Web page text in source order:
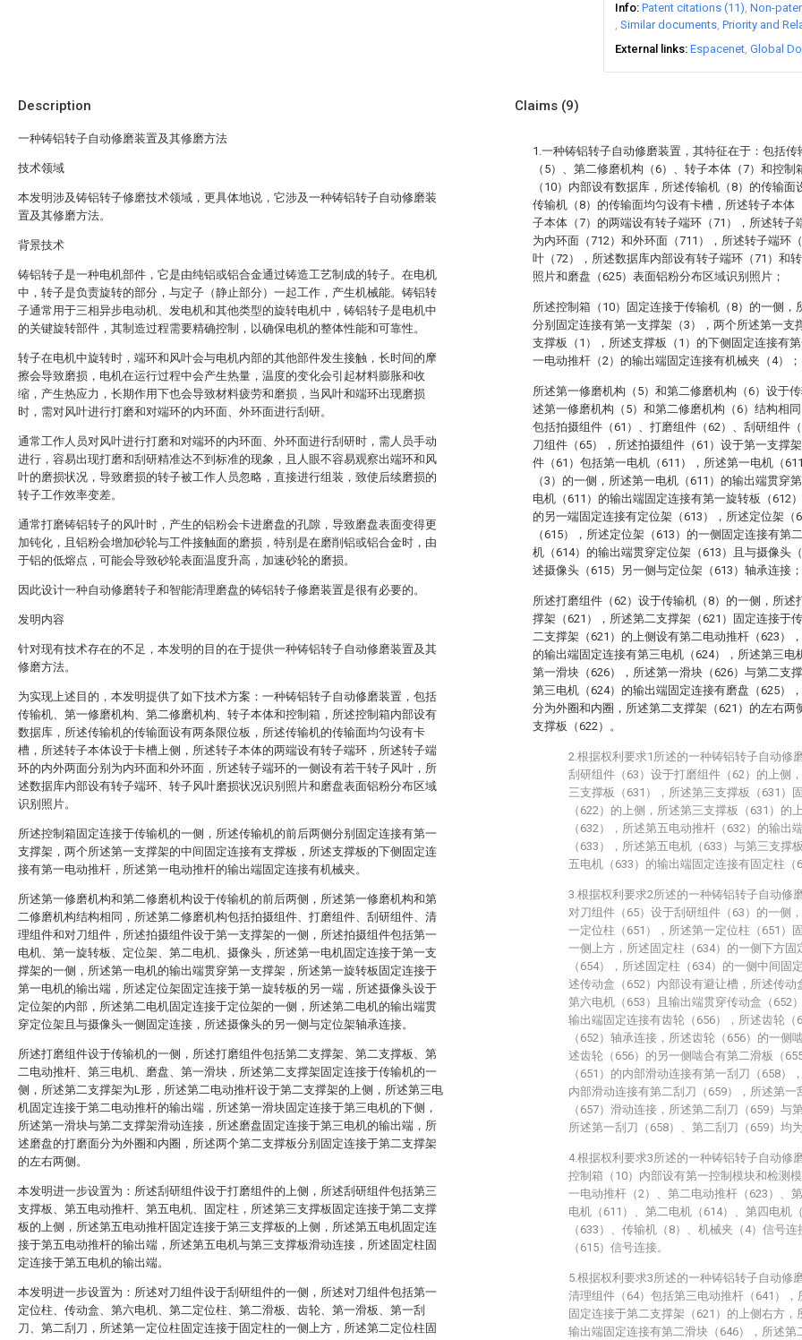
Info Patent citations (11) Non-
Similar documents Priority and
External links Espacenet Global
Description
一种铸铝转子自动修磨装置及其修磨方法
技术领域
本发明涉及铸铝转子修磨技术领域，更具体地说，它涉及一种铸铝转子自动修磨装
置及其修磨方法。
背景技术
铸铝转子是一种电机部件，它是由纯铝或铝合金通过铸造工艺制成的转子。在电机
中，转子是负责旋转的部分，与定子（静止部分）一起工作，产生机械能。铸铝转
子通常用于三相异步电动机、发电机和其他类型的旋转电机中，铸铝转子是电机中
的关键旋转部件，其制造过程需要精确控制，以确保电机的整体性能和可靠性。
转子在电机中旋转时，端环和风叶会与电机内部的其他部件发生接触，长时间的摩
擦会导致磨损，电机在运行过程中会产生热量，温度的变化会引起材料膨胀和收
缩，产生热应力，长期作用下也会导致材料疲劳和磨损，当风叶和端环出现磨损
时，需对风叶进行打磨和对端环的内环面、外环面进行刮研。
通常工作人员对风叶进行打磨和对端环的内环面、外环面进行刮研时，需人员手动
进行，容易出现打磨和刮研精准达不到标准的现象，且人眼不容易观察出端环和风
叶的磨损状况，导致磨损的转子被工作人员忽略，直接进行组装，致使后续磨损的
转子工作效率变差。
通常打磨铸铝转子的风叶时，产生的铝粉会卡进磨盘的孔隙，导致磨盘表面变得更
加钝化，且铝粉会增加砂轮与工件接触面的磨损，特别是在磨削铝或铝合金时，由
于铝的低熔点，可能会导致砂轮表面温度升高，加速砂轮的磨损。
因此设计一种自动修磨转子和智能清理磨盘的铸铝转子修磨装置是很有必要的。
发明内容
针对现有技术存在的不足，本发明的目的在于提供一种铸铝转子自动修磨装置及其
修磨方法。
为实现上述目的，本发明提供了如下技术方案：一种铸铝转子自动修磨装置，包括
传输机、第一修磨机构、第二修磨机构、转子本体和控制箱，所述控制箱内部设有
数据库，所述传输机的传输面设有两条限位板，所述传输机的传输面均匀设有卡
槽，所述转子本体设于卡槽上侧，所述转子本体的两端设有转子端环，所述转子端
环的内外两面分别为内环面和外环面，所述转子端环的一侧设有若干转子风叶，所
述数据库内部设有转子端环、转子风叶磨损状况识别照片和磨盘表面铝粉分布区域
识别照片。
所述控制箱固定连接于传输机的一侧，所述传输机的前后两侧分别固定连接有第一
支撑架，两个所述第一支撑架的中间固定连接有支撑板，所述支撑板的下侧固定连
接有第一电动推杆，所述第一电动推杆的输出端固定连接有机械夹。
所述第一修磨机构和第二修磨机构设于传输机的前后两侧，所述第一修磨机构和第
二修磨机构结构相同，所述第二修磨机构包括拍摄组件、打磨组件、刮研组件、清
理组件和对刀组件，所述拍摄组件设于第一支撑架的一侧，所述拍摄组件包括第一
电机、第一旋转板、定位架、第二电机、摄像头，所述第一电机固定连接于第一支
撑架的一侧，所述第一电机的输出端贯穿第一支撑架，所述第一旋转板固定连接于
第一电机的输出端，所述定位架固定连接于第一旋转板的另一端，所述摄像头设于
定位架的内部，所述第二电机固定连接于定位架的一侧，所述第二电机的输出端贯
穿定位架且与摄像头一侧固定连接，所述摄像头的另一侧与定位架轴承连接。
所述打磨组件设于传输机的一侧，所述打磨组件包括第二支撑架、第二支撑板、第
二电动推杆、第三电机、磨盘、第一滑块，所述第二支撑架固定连接于传输机的一
侧，所述第二支撑架为L形，所述第二电动推杆设于第二支撑架的上侧，所述第三电
机固定连接于第二电动推杆的输出端，所述第一滑块固定连接于第三电机的下侧，
所述第一滑块与第二支撑架滑动连接，所述磨盘固定连接于第三电机的输出端，所
述磨盘的打磨面分为外圈和内圈，所述两个第二支撑板分别固定连接于第二支撑架
的左右两侧。
本发明进一步设置为：所述刮研组件设于打磨组件的上侧，所述刮研组件包括第三
支撑板、第五电动推杆、第五电机、固定柱，所述第三支撑板固定连接于第二支撑
板的上侧，所述第五电动推杆固定连接于第三支撑板的上侧，所述第五电机固定连
接于第五电动推杆的输出端，所述第五电机与第三支撑板滑动连接，所述固定柱固
定连接于第五电机的输出端。
本发明进一步设置为：所述对刀组件设于刮研组件的一侧，所述对刀组件包括第一
定位柱、传动盒、第六电机、第二定位柱、第二滑板、齿轮、第一滑板、第一刮
刀、第二刮刀，所述第一定位柱固定连接于固定柱的一侧上方，所述第二定位柱固
Claims (9)
1.一种铸铝转子自动修磨装置，其特征在于：包括
（5）、第二修磨机构（6）、转子本体（7）和控
（10）内部设有数据库，所述传输机（8）的传输
传输机（8）的传输面均匀设有卡槽，所述转子本体
子本体（7）的两端设有转子端环（71），所述转子
为内环面（712）和外环面（711），所述转子端环
叶（72），所述数据库内部设有转子端环（71）和
照片和磨盘（625）表面铝粉分布区域识别照片；
所述控制箱（10）固定连接于传输机（8）的一侧，
分别固定连接有第一支撑架（3），两个所述第一支
支撑板（1），所述支撑板（1）的下侧固定连接有
一电动推杆（2）的输出端固定连接有机械夹（4）；
所述第一修磨机构（5）和第二修磨机构（6）设于
述第一修磨机构（5）和第二修磨机构（6）结构相
包括拍摄组件（61）、打磨组件（62）、刮研组件
刀组件（65），所述拍摄组件（61）设于第一支撑
件（61）包括第一电机（611），所述第一电机（
（3）的一侧，所述第一电机（611）的输出端贯穿
电机（611）的输出端固定连接有第一旋转板（612
的另一端固定连接有定位架（613），所述定位架（
（615），所述定位架（613）的一侧固定连接有第
机（614）的输出端贯穿定位架（613）且与摄像头
述摄像头（615）另一侧与定位架（613）轴承连接；
所述打磨组件（62）设于传输机（8）的一侧，所述
撑架（621），所述第二支撑架（621）固定连接于
二支撑架（621）的上侧设有第二电动推杆（623）
的输出端固定连接有第三电机（624），所述第三电
第一滑块（626），所述第一滑块（626）与第二支
第三电机（624）的输出端固定连接有磨盘（625）
分为外圈和内圈，所述第二支撑架（621）的左右两
支撑板（622）。
2.根据权利要求1所述的一种铸铝转子自动修
刮研组件（63）设于打磨组件（62）的上侧
三支撑板（631），所述第三支撑板（631）
（622）的上侧，所述第三支撑板（631）的
（632），所述第五电动推杆（632）的输出
（633），所述第五电机（633）与第三支撑
五电机（633）的输出端固定连接有固定柱（
3.根据权利要求2所述的一种铸铝转子自动修
对刀组件（65）设于刮研组件（63）的一侧
一定位柱（651），所述第一定位柱（651）
一侧上方，所述固定柱（634）的一侧下方固
（654），所述固定柱（634）的一侧中间固
述传动盒（652）内部设有避让槽，所述传动
第六电机（653）且输出端贯穿传动盒（652
输出端固定连接有齿轮（656），所述齿轮（
（652）轴承连接，所述齿轮（656）的一侧
述齿轮（656）的另一侧啮合有第二滑板（
（651）的内部滑动连接有第一刮刀（658）
内部滑动连接有第二刮刀（659），所述第一
（657）滑动连接，所述第二刮刀（659）与
所述第一刮刀（658）、第二刮刀（659）均
4.根据权利要求3所述的一种铸铝转子自动修
控制箱（10）内部设有第一控制模块和检测
一电动推杆（2）、第二电动推杆（623）、
电机（611）、第二电机（614）、第四电机
（633）、传输机（8）、机械夹（4）信号
（615）信号连接。
5.根据权利要求3所述的一种铸铝转子自动修
清理组件（64）包括第三电动推杆（641）
固定连接于第二支撑架（621）的上侧右方
输出端固定连接有第二滑块（646），所述第